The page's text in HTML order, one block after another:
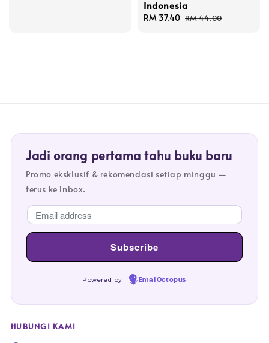
Indonesia
Sale
RM 37.40 Regular
RM 44.00
Jadi orang pertama tahu buku baru
Promo eksklusif & rekomendasi setiap minggu —
terus ke inbox.
Powered by EmailOctopus
HUBUNGI KAMI